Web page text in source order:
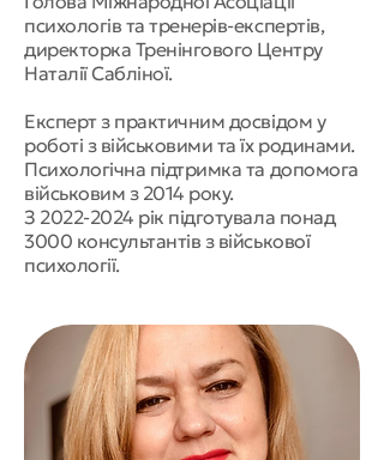
психологів та тренерів-експертів,
директорка Тренінгового Центру
Наталії Сабліної.
Експерт з практичним досвідом у
роботі з військовими та їх родинами.
Психологічна підтримка та допомога
військовим з 2014 року.
З 2022-2024 рік підготувала понад
3000 консультантів з військової
психології.